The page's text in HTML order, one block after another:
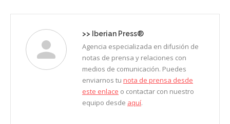
Facebook
X
LinkedInPinterestWhatsApp
>> Iberian Press®
Agencia especializada en difusión de
notas de prensa y relaciones con
medios de comunicación. Puedes
enviarnos tu nota de prensa desde
este enlace o contactar con nuestro
equipo desde aquí.